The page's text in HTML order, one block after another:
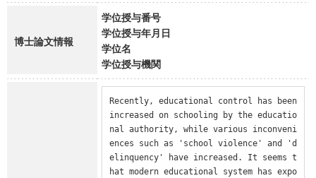
博士論文情報
学位授与番号
学位授与年月日
学位名
学位授与機関
Recently, educational control has been
increased on schooling by the educatio
nal authority, while various inconveni
ences such as 'school violence' and 'd
elinquency' have increased. It seems t
hat modern educational system has expo